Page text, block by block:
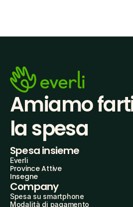
Amiamo
la spesa
Spesa insieme
Everli
Province Attive
Insegne
Company
Spesa su smartphone
Modalità di pagamento